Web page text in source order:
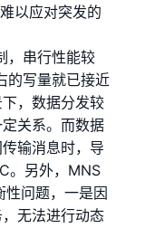
以应对突发的
，串行性能较
的写量就已接近
，数据分发较
关系。而数据
输消息时，导
。另外，MNS
性问题，一是因
无法进行动态